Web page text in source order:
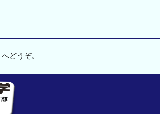
へどうぞ。